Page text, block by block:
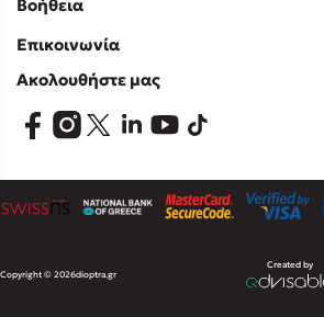
Βοήθεια
Επικοινωνία
Ακολουθήστε μας
Copyright © 2026dioptra.gr
Created by